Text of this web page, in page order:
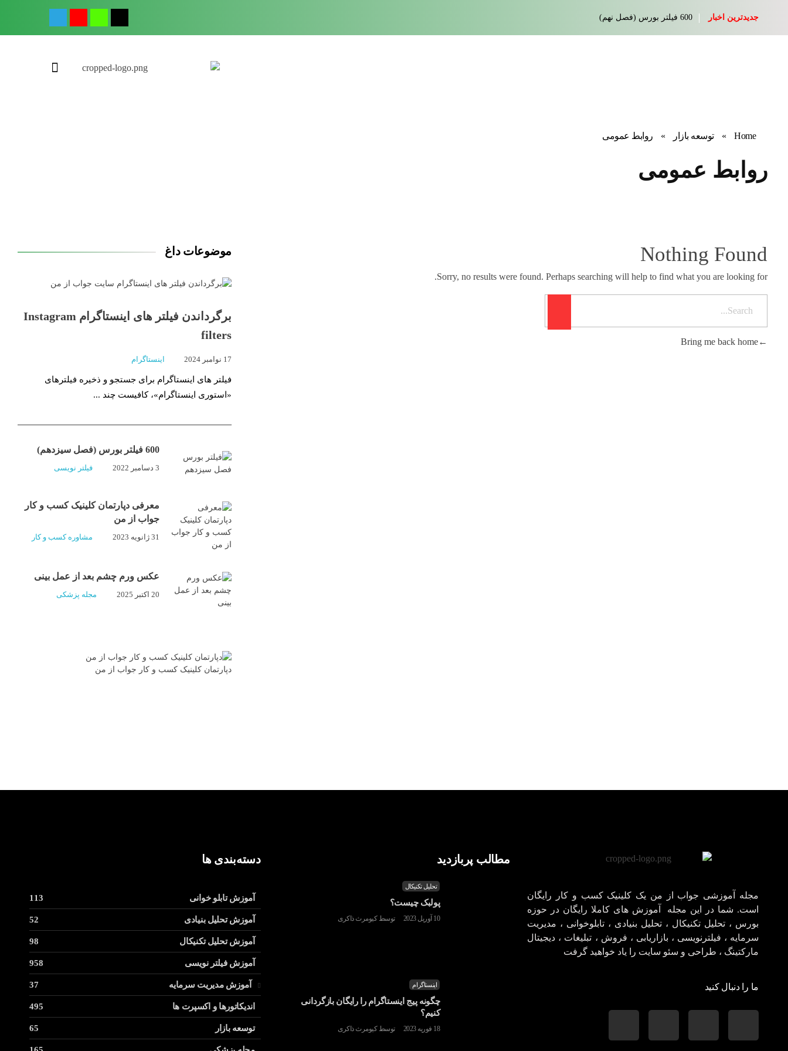
جدیدترین اخبار 600 فیلتر بورس (فصل نهم)
Home
» توسعه بازار » روابط عمومی
روابط عمومی
Nothing Found
Sorry, no results were found. Perhaps searching will help to find what you are looking for.
Bring me back home
موضوعات داغ
برگرداندن فیلتر های اینستاگرام Instagram
filters
17 نوامبر 2024 اینستاگرام
فیلتر های اینستاگرام برای جستجو و ذخیره فیلترهای
«استوری اینستاگرام»، کافیست چند ...
600 فیلتر بورس (فصل سیزدهم)
3 دسامبر 2022 فیلتر نویسی
معرفی دپارتمان کلینیک کسب و کار
جواب از من
31 ژانویه 2023 مشاوره کسب و کار
عکس ورم چشم بعد از عمل بینی
20 اکتبر 2025 مجله پزشکی
دپارتمان کلینیک کسب و کار جواب از من
مجله آموزشی جواب از من یک کلینیک کسب و کار رایگان
است. شما در این مجله آموزش های کاملا رایگان در حوزه
بورس ، تحلیل تکنیکال ، تحلیل بنیادی ، تابلوخوانی ، مدیریت
سرمایه ، فیلترنویسی ، بازاریابی ، فروش ، تبلیغات ، دیجیتال
مارکتینگ ، طراحی و سئو سایت را یاد خواهید گرفت
ما را دنبال کنید
مطالب پربازدید
تحلیل تکنیکال
پولبک چیست؟
10 آوریل 2023 توسط کیومرث ذاکری
اینستاگرام
چگونه پیج اینستاگرام را رایگان بازگردانی
کنیم؟
18 فوریه 2023 توسط کیومرث ذاکری
دسته‌بندی ها
آموزش تابلو خوانی 113
آموزش تحلیل بنیادی 52
آموزش تحلیل تکنیکال 98
آموزش فیلتر نویسی 958
آموزش مدیریت سرمایه 37
اندیکاتورها و اکسپرت ها 495
توسعه بازار 65